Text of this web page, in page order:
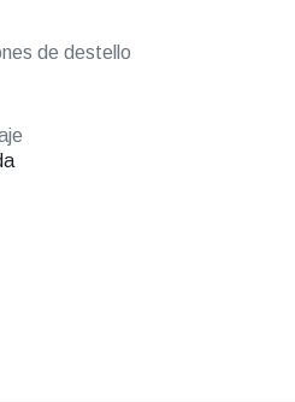
de destello